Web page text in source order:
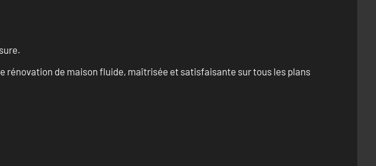
rénovation de maison fluide, maîtrisée et satisfaisante sur tous les plans